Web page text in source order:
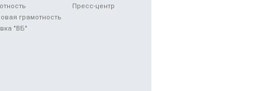
грамотность
"ВБ"
Пресс-центр